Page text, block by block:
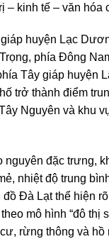
– kinh tế – văn hóa
huyện Lạc
phía Đông
Tây giáp huyện
trở thành điểm
Nguyên và khu
nguyên đặc trưng,
nhiệt độ trung
Đà Lạt thể hiện
mô hình “đô thị
rừng thông và